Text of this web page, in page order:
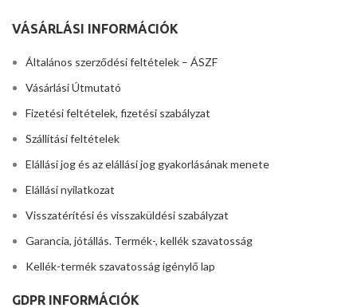
VÁSÁRLÁSI INFORMÁCIÓK
Általános szerződési feltételek – ÁSZF
Vásárlási Útmutató
Fizetési feltételek, fizetési szabályzat
Szállítási feltételek
Elállási jog és az elállási jog gyakorlásának menete
Elállási nyilatkozat
Visszatérítési és visszaküldési szabályzat
Garancia, jótállás. Termék-, kellék szavatosság
Kellék-termék szavatosság igénylő lap
GDPR INFORMÁCIÓK